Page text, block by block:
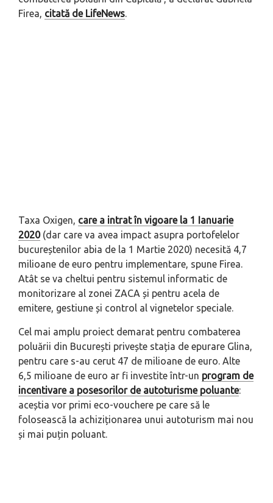
Firea, citată de LifeNews.
Taxa Oxigen, care a intrat în vigoare la 1 Ianuarie
2020(dar care va avea impact asupra portofelelor
bucureștenilor abia de la 1 Martie 2020) necesită 4,7
milioane de euro pentru implementare, spune Firea.
Atât se va cheltui pentru sistemul informatic de
monitorizare al zonei ZACA și pentru acela de
emitere, gestiune și control al vignetelor speciale.
Cel mai amplu proiect demarat pentru combaterea
poluării din București privește stația de epurare Glina,
pentru care s-au cerut 47 de milioane de euro. Alte
6,5 milioane de euro ar fi investite într-un program de
incentivare a posesorilor de autoturisme poluante:
aceștia vor primi eco-vouchere pe care să le
folosească la achiziționarea unui autoturism mai nou
și mai puțin poluant.